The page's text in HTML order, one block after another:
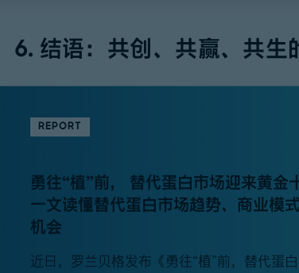
6. 结语：共创、共赢、共生
REPORT
勇往“植”前， 替代蛋白市场迎来黄金
一文读懂替代蛋白市场趋势、商业模
机会
近日，罗兰贝格发布《勇往“植”前，替代蛋